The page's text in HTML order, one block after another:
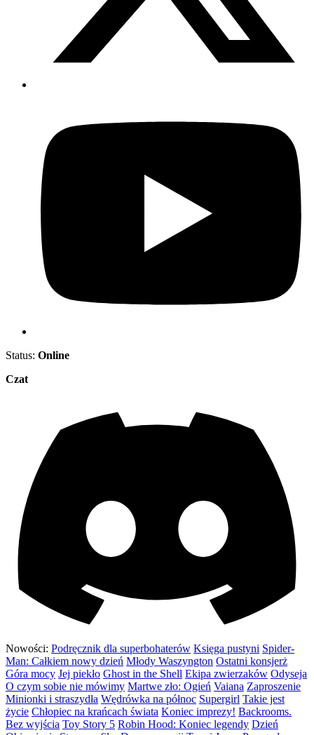
Status: Online
Czat
Nowości: Podręcznik dla superbohaterów Księga pustyni Spider-
Man: Całkiem nowy dzień Młody Waszyngton Ostatni konsjerż
Góra mocy Jej piekło Ghost in the Shell Ekipa zwierzaków Odyseja
O czym sobie nie mówimy Martwe zło: Ogień Vaiana Zaproszenie
Minionki i straszydła Wędrówka na północ Supergirl Takie jest
życie Chłopiec na krańcach świata Koniec imprezy! Backrooms.
Bez wyjścia Toy Story 5 Robin Hood: Koniec legendy Dzień